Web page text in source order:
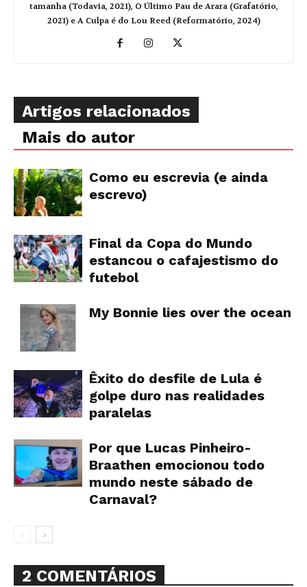
tamanha (Todavia, 2021), O Último Pau de Arara (Grafatório,
2021) e A Culpa é do Lou Reed (Reformatório, 2024)
Artigos relacionados
Mais do autor
Como eu escrevia (e ainda
escrevo)
Final da Copa do Mundo
estancou o cafajestismo do
futebol
My Bonnie lies over the ocean
Êxito do desfile de Lula é
golpe duro nas realidades
paralelas
Por que Lucas Pinheiro-
Braathen emocionou todo
mundo neste sábado de
Carnaval?
2 COMENTÁRIOS